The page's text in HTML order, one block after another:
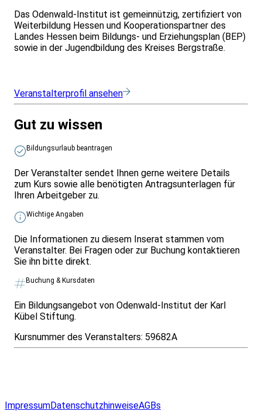
Das Odenwald-Institut ist gemeinnützig, zertifiziert von
Weiterbildung Hessen und Kooperationspartner des
Landes Hessen beim Bildungs- und Erziehungsplan (BEP)
sowie in der Jugendbildung des Kreises Bergstraße.
Veranstalterprofil ansehen
Gut zu wissen
Bildungsurlaub beantragen
Der Veranstalter sendet Ihnen gerne weitere Details
zum Kurs sowie alle benötigten Antragsunterlagen für
Ihren Arbeitgeber zu.
Wichtige Angaben
Die Informationen zu diesem Inserat stammen vom
Veranstalter. Bei Fragen oder zur Buchung kontaktieren
Sie ihn bitte direkt.
Buchung & Kursdaten
Ein Bildungsangebot von Odenwald-Institut der Karl
Kübel Stiftung.
Kursnummer des Veranstalters: 59682A
ImpressumDatenschutzhinweiseAGBs